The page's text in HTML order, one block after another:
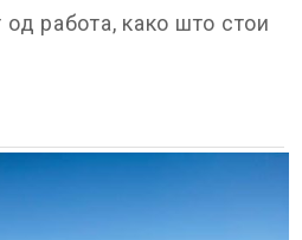
од работа, како што стои